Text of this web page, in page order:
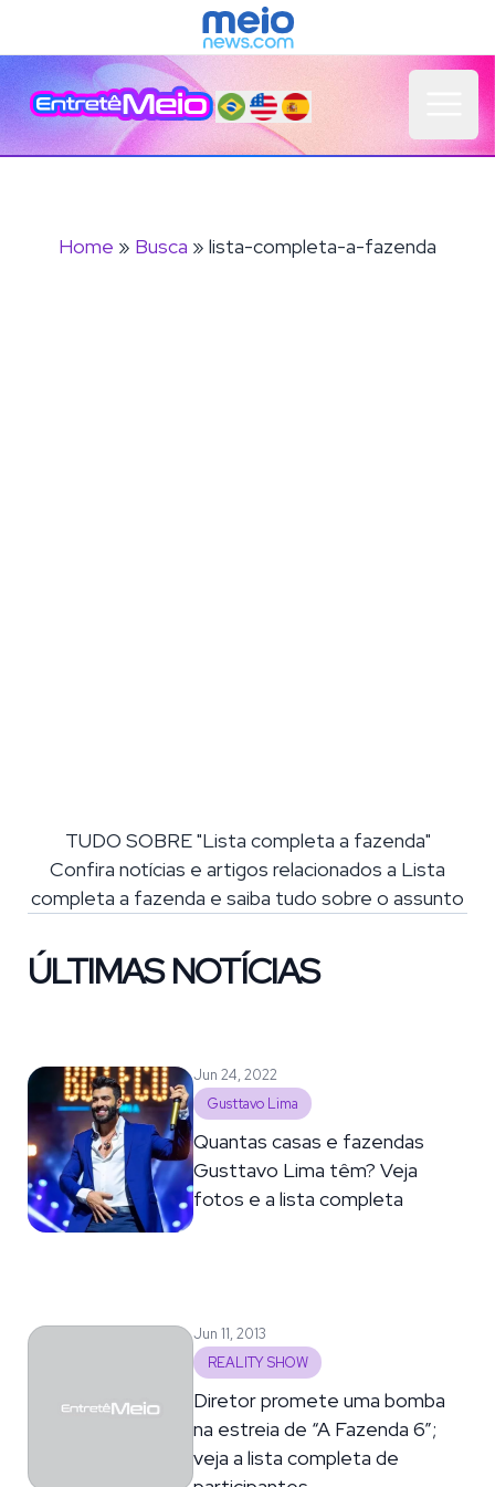
Home » Busca » lista-completa-a-fazenda
TUDO SOBRE "Lista completa a fazenda"
Confira notícias e artigos relacionados a Lista
completa a fazenda e saiba tudo sobre o assunto
ÚLTIMAS NOTÍCIAS
Jun 24, 2022
Gusttavo Lima
Quantas casas e fazendas
Gusttavo Lima têm? Veja
fotos e a lista completa
Jun 11, 2013
REALITY SHOW
Diretor promete uma bomba
na estreia de “A Fazenda 6”;
veja a lista completa de